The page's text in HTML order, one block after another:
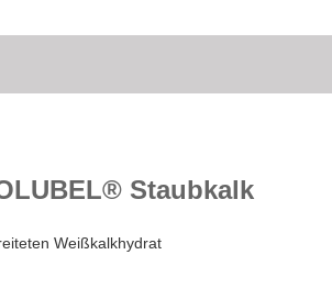
Staubkalk
Weißkalkhydrat